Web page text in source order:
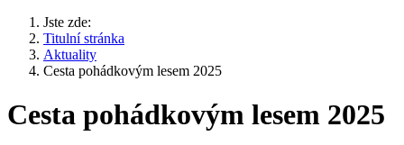
Jste zde:
Titulní stránka
Aktuality
Cesta pohádkovým lesem 2025
Cesta pohádkovým lesem 2025